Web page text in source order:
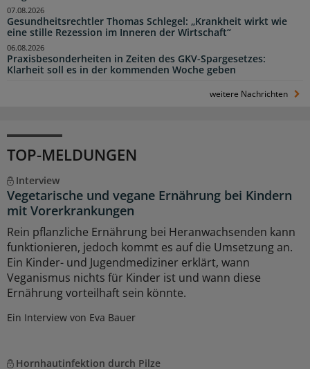
Gesundheitsrechtler Thomas Schlegel: „Krankheit wirkt wie
eine stille Rezession im Inneren der Wirtschaft“
07.08.2026
Praxisbesonderheiten in Zeiten des GKV-Spargesetzes:
Klarheit soll es in der kommenden Woche geben
06.08.2026
weitere Nachrichten
TOP-MELDUNGEN
Interview
Vegetarische und vegane Ernährung bei Kindern
mit Vorerkrankungen
Rein pflanzliche Ernährung bei Heranwachsenden kann
funktionieren, jedoch kommt es auf die Umsetzung an.
Ein Kinder- und Jugendmediziner erklärt, wann
Veganismus nichts für Kinder ist und wann diese
Ernährung vorteilhaft sein könnte.
Ein Interview von Eva Bauer
Hornhautinfektion durch Pilze